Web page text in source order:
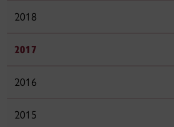
2018
2017
2016
2015